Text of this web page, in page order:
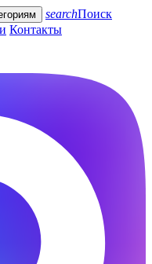
searchПоиск
Контакты